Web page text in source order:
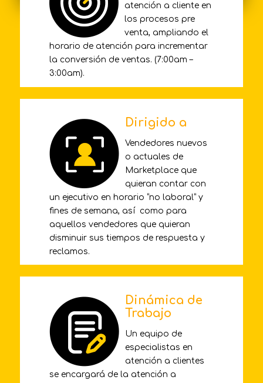
atención a cliente en
los procesos pre
venta, ampliando el
horario de atención para incrementar
la conversión de ventas. (7:00am –
3:00am).
Dirigido a
Vendedores nuevos
o actuales de
Marketplace que
quieran contar con
un ejecutivo en horario “no laboral” y
fines de semana, así como para
aquellos vendedores que quieran
disminuir sus tiempos de respuesta y
reclamos.
Dinámica de
Trabajo
Un equipo de
especialistas en
atención a clientes
se encargará de la atención a